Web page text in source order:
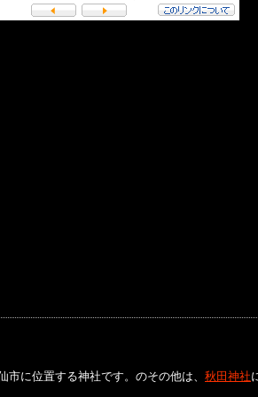
に位置する神社です。のその他は、 秋田神社